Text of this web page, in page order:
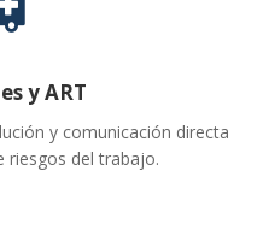
y ART
y comunicación directa
riesgos del trabajo.